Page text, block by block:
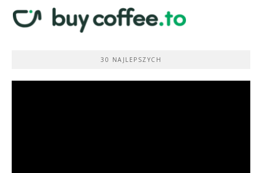
30 NAJLEPSZYCH